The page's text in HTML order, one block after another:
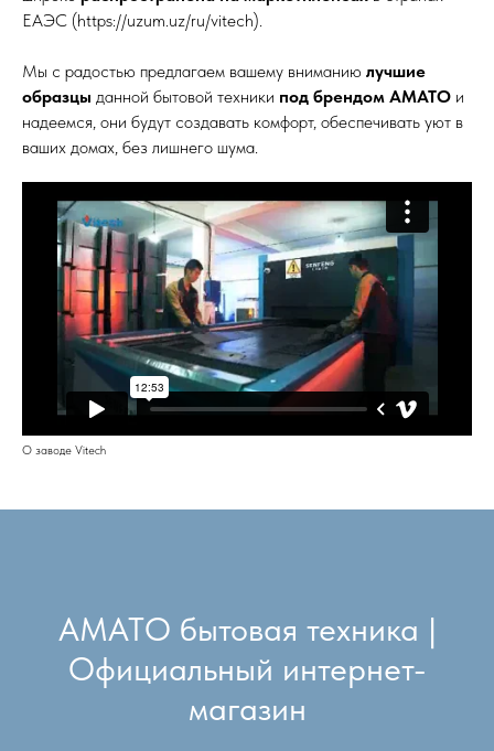
ЕАЭС (https://uzum.uz/ru/vitech).
Мы с радостью предлагаем вашему вниманию лучшие
образцы данной бытовой техники под брендом АМАТО и
надеемся, они будут создавать комфорт, обеспечивать уют в
ваших домах, без лишнего шума.
О заводе Vitech
АМАТО бытовая техника |
Официальный интернет-
магазин